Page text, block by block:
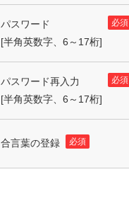
パスワード
[半角英数字、6～17桁]
必須
パスワード再入力
[半角英数字、6～17桁]
必須
合言葉の登録 必須